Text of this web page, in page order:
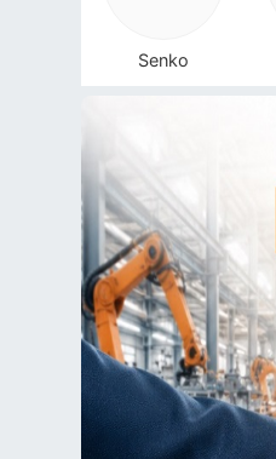
Senko